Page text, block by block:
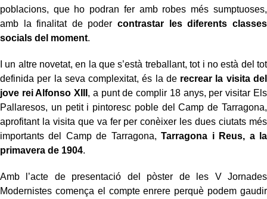
poblacions, que ho podran fer amb robes més sumptuoses,
amb la finalitat de podercontrastar les diferents classes
socials del moment.
I un altre novetat, en la que s’està treballant, tot i no està del tot
definida per la seva complexitat, és la de recrear la visita del
jove rei Alfonso XIII , a punt de complir 18 anys, per visitar Els
Pallaresos, un petit i pintoresc poble del Camp de Tarragona,
aprofitant la visita que va fer per conèixer les dues ciutats més
importants del Camp de Tarragona,Tarragona i Reus, a la
primavera de 1904.
Amb l’acte de presentació del pòster de les V Jornades
Modernistes comença el compte enrere perquè podem gaudir